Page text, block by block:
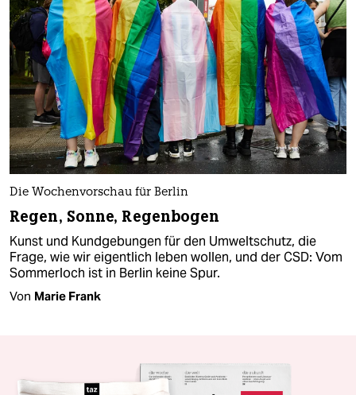
Die Wochenvorschau für Berlin
Regen, Sonne, Regenbogen
Kunst und Kundgebungen für den Umweltschutz, die
Frage, wie wir eigentlich leben wollen, und der CSD: Vom
Sommerloch ist in Berlin keine Spur.
Von Marie Frank